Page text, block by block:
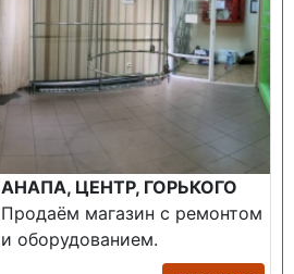
АНАПА, ЦЕНТР, ГОРЬКОГО
Продаём магазин с ремонтом
и оборудованием.